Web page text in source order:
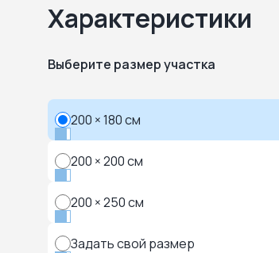
Характеристики
Выберите размер участка
200 × 180 см
200 × 200 см
200 × 250 см
Задать свой размер